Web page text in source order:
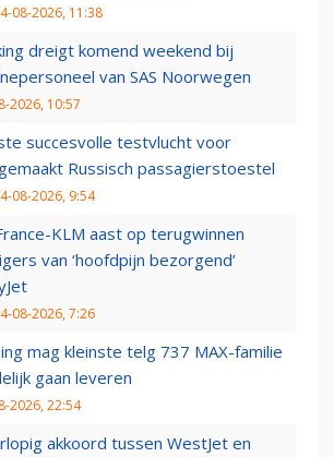
08-2026, 11:38
dreigt komend weekend bij
van SAS Noorwegen
2026, 10:57
succesvolle testvlucht voor
Russisch passagierstoestel
08-2026, 9:54
KLM aast op terugwinnen
van ‘hoofdpijn bezorgend’
08-2026, 7:26
mag kleinste telg 737 MAX-familie
gaan leveren
2026, 22:54
akkoord tussen WestJet en